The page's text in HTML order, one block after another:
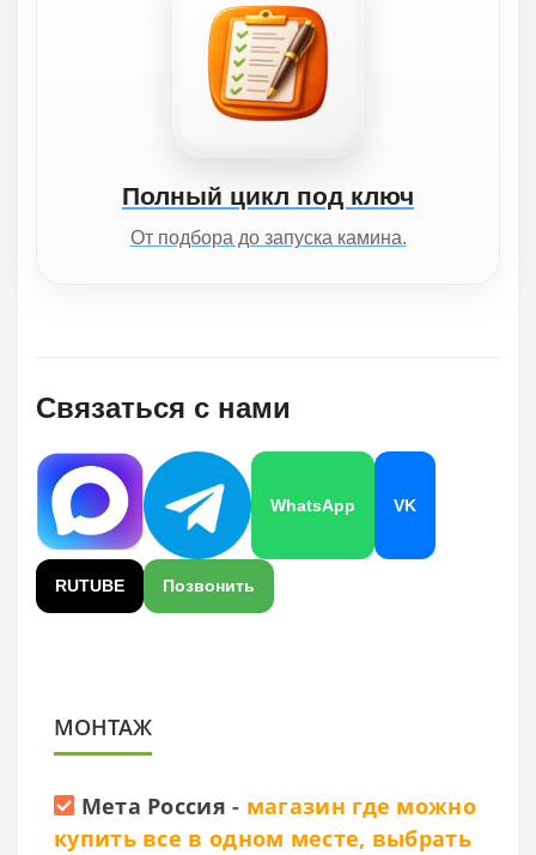
Полный цикл под ключ
От подбора до запуска камина.
Связаться с нами
WhatsApp VK
RUTUBE Позвонить
МОНТАЖ
Мета Россия - магазин где можно
купить все в одном месте, выбрать